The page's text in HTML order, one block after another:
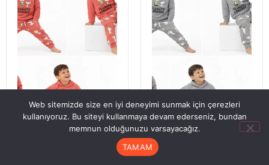
2-5 Yaş Kapşonlu Baskılı
2 Li Çocuk Takımı
Hesabım Sipariş Takip
Web sitemizde size en iyi deneyimi sunmak için çerezleri
kullanıyoruz. Bu siteyi kullanmaya devam ederseniz, bundan
memnun olduğunuzu varsayacağız.
TAMAM